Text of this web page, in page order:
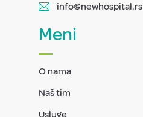
info@newhospital.rs
Meni
O nama
Naš tim
Usluge